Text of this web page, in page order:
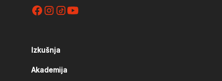
Izkušnja
Akademija